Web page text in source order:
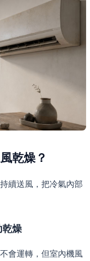
乾燥？
續送風，把冷氣內部
燥
會運轉，但室內機風